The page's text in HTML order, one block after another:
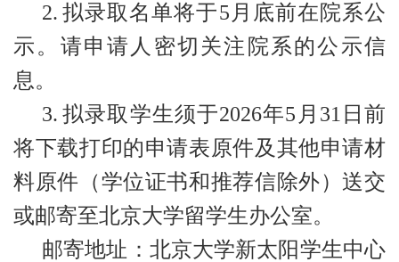
2. 拟录取名单将于5月底前在院系公
示。请申请人密切关注院系的公示信
息。
3. 拟录取学生须于2026年5月31日前
将下载打印的申请表原件及其他申请材
料原件（学位证书和推荐信除外）送交
或邮寄至北京大学留学生办公室。
邮寄地址：北京大学新太阳学生中心